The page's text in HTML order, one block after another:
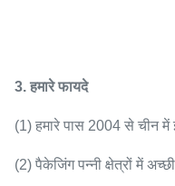
3. हमारे फायदे
(1) हमारे पास 2004 से चीन में
(2) पैकेजिंग पन्नी क्षेत्रों में अच्छी